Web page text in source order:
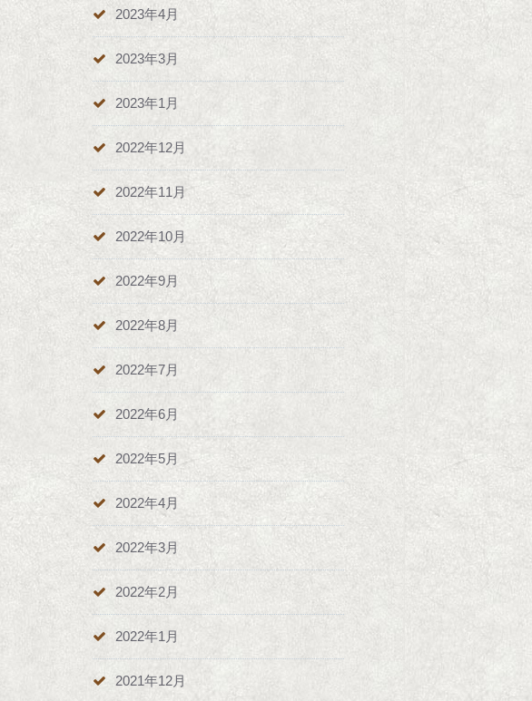
2023年4月
2023年3月
2023年1月
2022年12月
2022年11月
2022年10月
2022年9月
2022年8月
2022年7月
2022年6月
2022年5月
2022年4月
2022年3月
2022年2月
2022年1月
2021年12月